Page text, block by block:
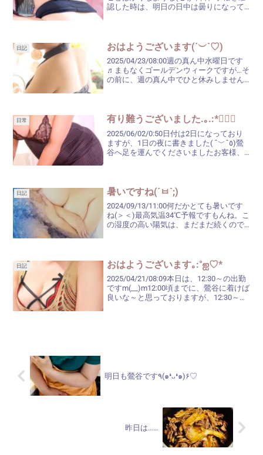
認した時は、明日の日中は曇りになって
日記 おはようございます(´︶`♡)
2025/04/23/08:00週の真ん中水曜日です
♬まもなくゴールデンウィークですが…そ
の前に、週の真ん中でひと休みしません
日常 有り難うございました.｡.:*♡✿ฺ
2025/06/02/0:50日付は2日になっており
ますが、1日の夜に書きました( ˆ﹀ˆ٥)鶯
谷へ足を運んでくださいましたお客様、
日記 暑いですね(´ㅂ`;)
2024/09/13/11:00何だかとても暑いです
ね(＞＜)最高気温34℃予報ですもんね。こ
の湿度の高い陽気は、まだまだ続くので
日記 おはようございます｡:°ஐ♡*
2025/04/21/08:09本日は、12:30～の出勤
ですm(__)m12:00頃までに、鶯谷に着けば
良いな～と思っておりますが、12:30～で
明日も鶯谷です٩(๑❛ᴗ❛๑)۶♡
昨日は……